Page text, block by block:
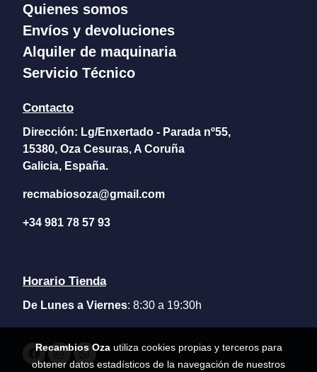
Quienes somos
Envíos y devoluciones
Alquiler de maquinaria
Servicio Técnico
Contacto
Dirección: Lg/Enxertado - Parada nº55,
15380, Oza Cesuras, A Coruña
Galicia, España.
recmabiosoza@gmail.com
+34 981 78 57 93
Horario Tienda
De Lunes a Viernes: 8:30 a 19:30h
Recambios Ozautiliza cookies propias y terceros para
obtener datos estadísticos de la navegación de nuestros